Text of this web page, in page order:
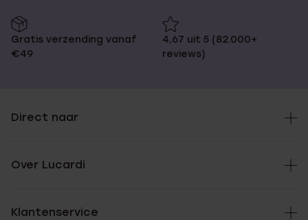
Gratis verzending vanaf
€49
4,67 uit 5 (82.000+
reviews)
Direct naar
Over Lucardi
Klantenservice